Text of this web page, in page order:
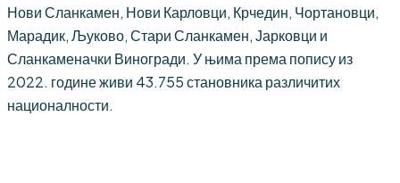
Нови Сланкамен, Нови Карловци, Крчедин, Чортановци,
Марадик, Љуково, Стари Сланкамен, Јарковци и
Сланкаменачки Виногради. У њима према попису из
2022. године живи 43.755 становника различитих
националности.